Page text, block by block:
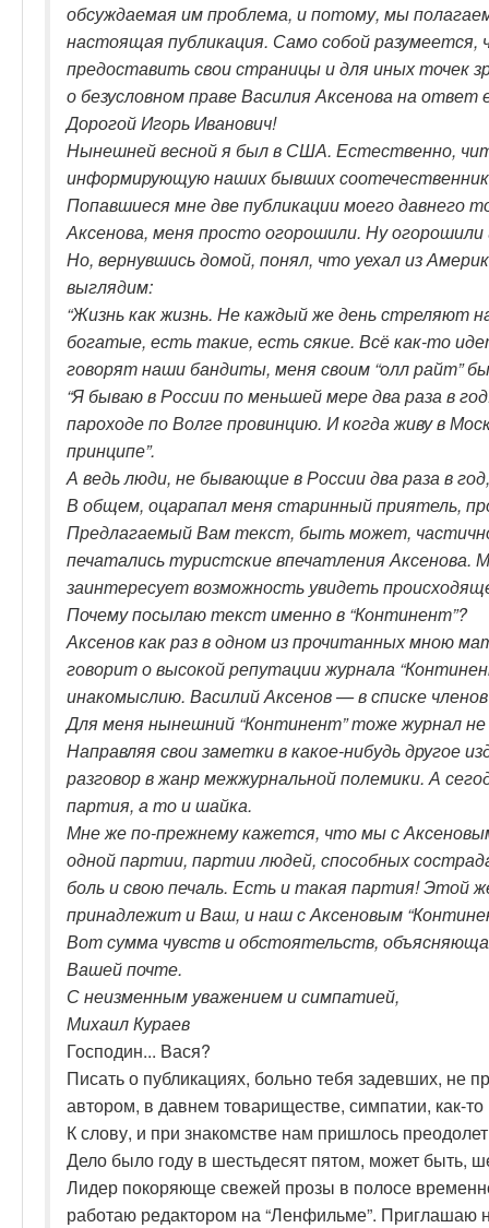
обсуждаемая им проблема, и потому, мы
настоящая публикация. Само собой разумеется,
предоставить свои страницы и для иных точек
о безусловном праве Василия Аксенова на ответ
Дорогой Игорь Иванович!
Нынешней весной я был в США. Естественно,
информирующую наших бывших
Попавшиеся мне две публикации моего давнего
Аксенова, меня просто огорошили. Ну
Но, вернувшись домой, понял, что уехал из
выглядим:
“Жизнь как жизнь. Не каждый же день стреляют
богатые, есть такие, есть сякие. Всё как-то
говорят наши бандиты, меня своим “олл райт”
“Я бываю в России по меньшей мере два раза в
пароходе по Волге провинцию. И когда живу в
принципе”.
А ведь люди, не бывающие в России два раза в
В общем, оцарапал меня старинный приятель,
Предлагаемый Вам текст, быть может,
печатались туристские впечатления
заинтересует возможность увидеть
Почему посылаю текст именно в “Континент”?
Аксенов как раз в одном из прочитанных мною
говорит о высокой репутации журнала
инакомыслию. Василий Аксенов — в списке
Для меня нынешний “Континент” тоже журнал не
Направляя свои заметки в какое-нибудь другое
разговор в жанр межжурнальной полемики. А
партия, а то и шайка.
Мне же по-прежнему кажется, что мы с
одной партии, партии людей, способных
боль и свою печаль. Есть и такая партия! Этой
принадлежит и Ваш, и наш с Аксеновым
Вот сумма чувств и обстоятельств,
Вашей почте.
С неизменным уважением и симпатией,
Михаил Кураев
Господин... Вася?
Писать о публикациях, больно тебя задевших, не
автором, в давнем товариществе, симпатии, как-то
К слову, и при знакомстве нам пришлось
Дело было году в шестьдесят пятом, может быть,
Лидер покоряюще свежей прозы в полосе
работаю редактором на “Ленфильме”. Приглашаю